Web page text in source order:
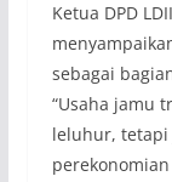
Ketua DPD
sebagai
“Usaha jamu
leluhur, tetapi